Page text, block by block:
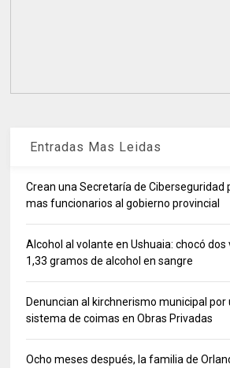
Entradas Mas Leidas
Crean una Secretaría de Ciberseguridad
mas funcionarios al gobierno provincial
Alcohol al volante en Ushuaia: chocó dos
1,33 gramos de alcohol en sangre
Denuncian al kirchnerismo municipal por
sistema de coimas en Obras Privadas
Ocho meses después, la familia de